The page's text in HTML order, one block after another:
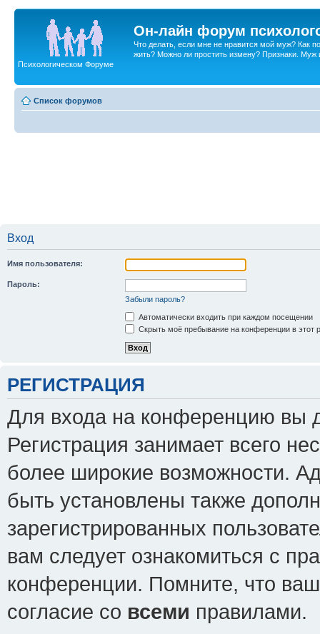
Он-лайн форум
Что делать, если мне не нравится мой муж? Как
жить? Можно ли простить измену? Признаки. Муж
Психологическом Форуме
Список форумов
Вход
Имя пользователя:
Пароль:
Забыли пароль?
Автоматически входить при каждом посещении
Скрыть моё пребывание на конференции в этот
РЕГИСТРАЦИЯ
Для входа на конференцию вы
Регистрация занимает всего
более широкие возможности.
быть установлены также
зарегистрированных
вам следует ознакомиться с
конференции. Помните, что
согласие со всеми правилами.